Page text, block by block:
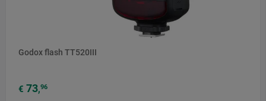
Godox flash TT520III
€ 73,96